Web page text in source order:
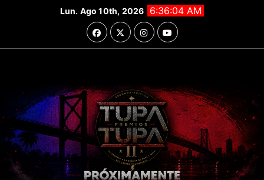
Lun. Ago 10th, 2026 6:36:05 AM